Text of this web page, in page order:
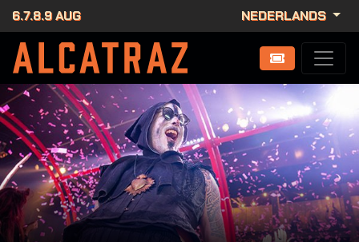
6.7.8.9 AUG NEDERLANDS